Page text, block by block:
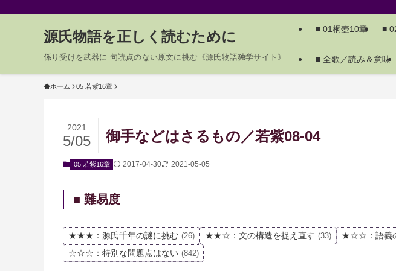
源氏物語を正しく読むために
係り受けを武器に 句読点のない原文に挑む《源氏物語独学サイト》
■ 01桐壺10章 ■
■ 全歌／読み＆意味
ホーム 05 若紫16章
御手などはさるもの／若紫08-04
2021
5/05
05 若紫16章 2017-04-30 2021-05-05
■ 難易度
★★★：源氏千年の謎に挑む (26) ★★☆：文の構造を捉え直す (33) ★☆☆：語義
☆☆☆：特別な問題点はない (842)